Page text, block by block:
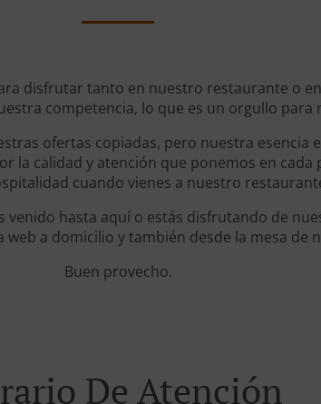
disfrutar tanto en nuestro restaurante o
competencia, lo que es un orgullo para
ofertas copiadas, pero nuestra esencia
la calidad y atención que ponemos en
cuando vienes a nuestro
hasta aquí o estás disfrutando de
a domicilio y también desde la mesa de
Buen provecho.
De Atención